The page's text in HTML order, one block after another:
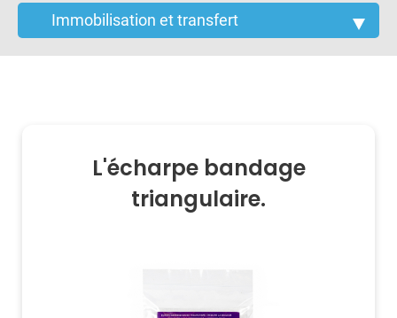
L'écharpe bandage
triangulaire.